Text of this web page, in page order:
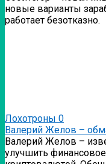
новые варианты
работает безотказно.
Лохотроны 0
Валерий Желов –
Валерий Желов –
улучшить